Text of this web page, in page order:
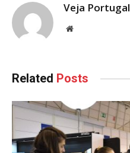
Veja Portugal
Website
Related Posts